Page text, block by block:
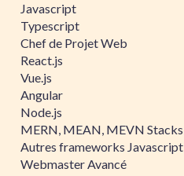
Javascript
Typescript
Chef de Projet Web
React.js
Vue.js
Angular
Node.js
MERN, MEAN, MEVN Stacks
Autres frameworks Javascript
Webmaster Avancé